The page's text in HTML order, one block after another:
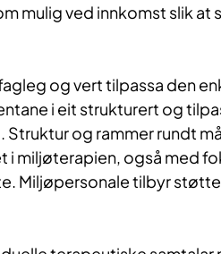
mulig ved innkomst slik at
og vert tilpassa den
i eit strukturert og
og rammer rundt
i miljøterapien, også med
Miljøpersonale tilbyr